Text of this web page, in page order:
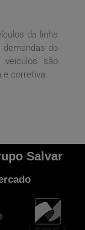
da linha
demandas do
são
e corretiva.
Salvar